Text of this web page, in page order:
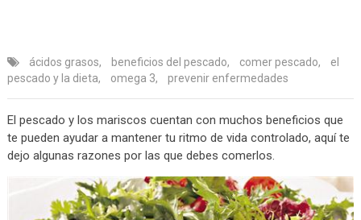
ácidos grasos, beneficios del pescado, comer pescado,
el
pescado y la dieta, omega 3, prevenir enfermedades
El pescado y los mariscos cuentan con muchos beneficios que
te pueden ayudar a mantener tu ritmo de vida controlado, aquí te
dejo algunas razones por las que debes comerlos.